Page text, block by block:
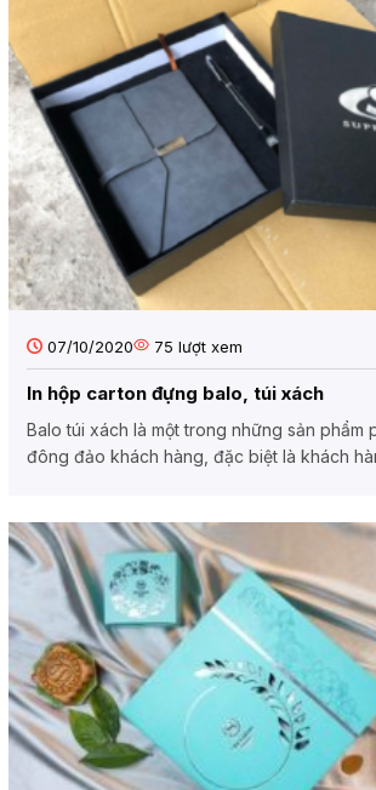
07/10/2020 75 lượt xem
In hộp carton đựng balo, túi xách
Balo túi xách là một trong những sản phẩm
đông đảo khách hàng, đặc biệt là khách